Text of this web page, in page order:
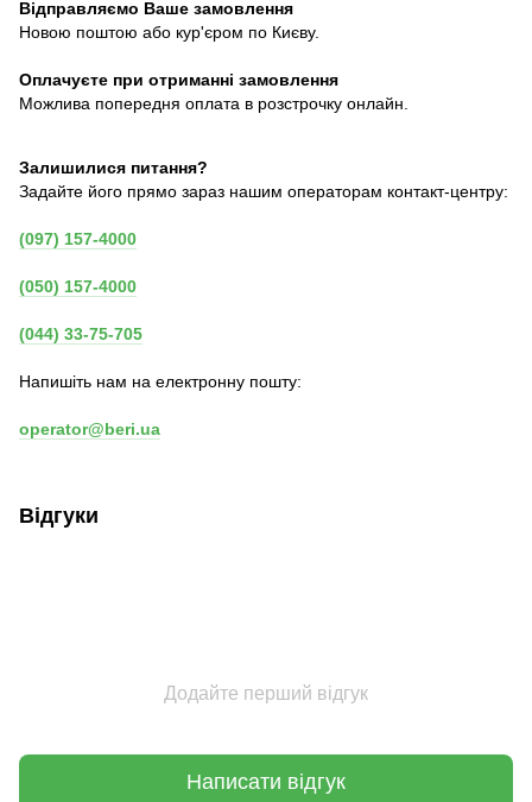
Відправляємо Ваше замовлення
Новою поштою або кур'єром по Києву.
Оплачуєте при отриманні замовлення
Можлива попередня оплата в розстрочку онлайн.
Залишилися питання?
Задайте його прямо зараз нашим операторам контакт-центру:
(097) 157-4000
(050) 157-4000
(044) 33-75-705
Напишіть нам на електронну пошту:
operator@beri.ua
Відгуки
Додайте перший відгук
Написати відгук